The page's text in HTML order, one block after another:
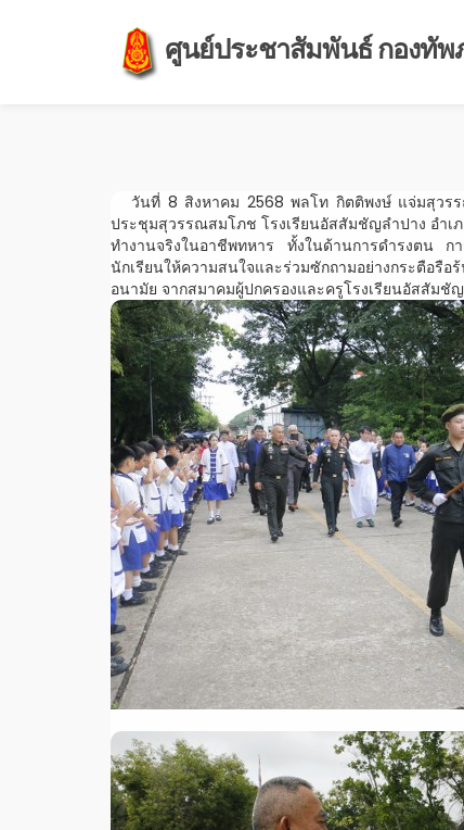
ศูนย์ประชาสัมพันธ์ กองทัพ
วันที่ 8 สิงหาคม 2568 พลโท กิตติพงษ์ แจ่มสุวรร
ประชุมสุวรรณสมโภช โรงเรียนอัสสัมชัญลำปาง อำเ
ทำงานจริงในอาชีพทหาร ทั้งในด้านการดำรงตน ก
นักเรียนให้ความสนใจและร่วมซักถามอย่างกระตือรื
อนามัย จากสมาคมผู้ปกครองและครูโรงเรียนอัสสัม